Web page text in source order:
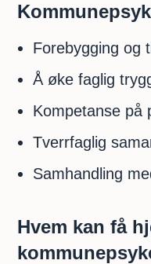
Forebygging og
Å øke faglig
Kompetanse på
Tverrfaglig
Samhandling
Hvem kan få